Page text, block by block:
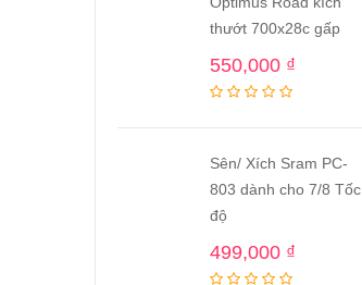
thướt 700x28c gấp
550,000 ₫
Sên/ Xích Sram PC-
803 dành cho 7/8 Tốc
độ
499,000 ₫